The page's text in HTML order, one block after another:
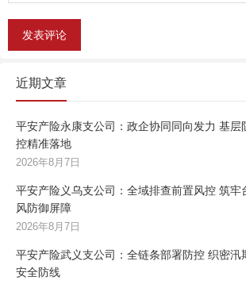
近期文章
平安产险永康支公司：政企协同同向发力 基层
控精准落地
2026年8月7日
平安产险义乌支公司：全域排查前置风控 筑牢
风防御屏障
2026年8月7日
平安产险武义支公司：全链条部署防控 织密汛
安全防线